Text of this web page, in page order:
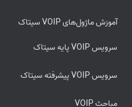
آموزش ماژول‌های VOIP سیتاک
سرویس VOIP پایه سیتاک
سرویس VOIP پیشرفته سیتاک
مباحث VOIP